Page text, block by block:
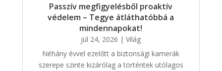
Passzív megfigyelésből proaktív
védelem – Tegye átláthatóbbá a
mindennapokat!
júl 24, 2026 |Világ
Néhány évvel ezelőtt a biztonsági kamerák
szerepe szinte kizárólag a történtek utólagos